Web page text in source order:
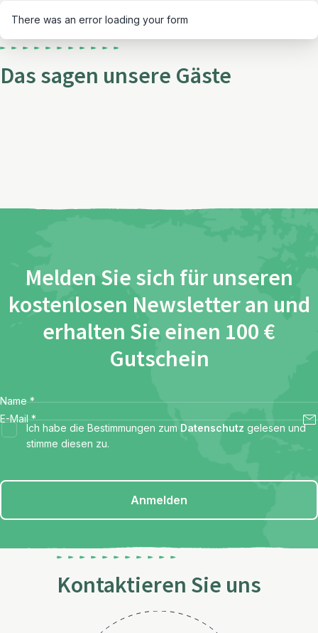
There was an error loading your form
Das sagen unsere Gäste
Melden Sie sich für unseren
kostenlosen Newsletter an und
erhalten Sie einen 100 €
Gutschein
Name *
E-Mail *
Ich habe die Bestimmungen zum Datenschutz gelesen und
stimme diesen zu.
Anmelden
Kontaktieren Sie uns